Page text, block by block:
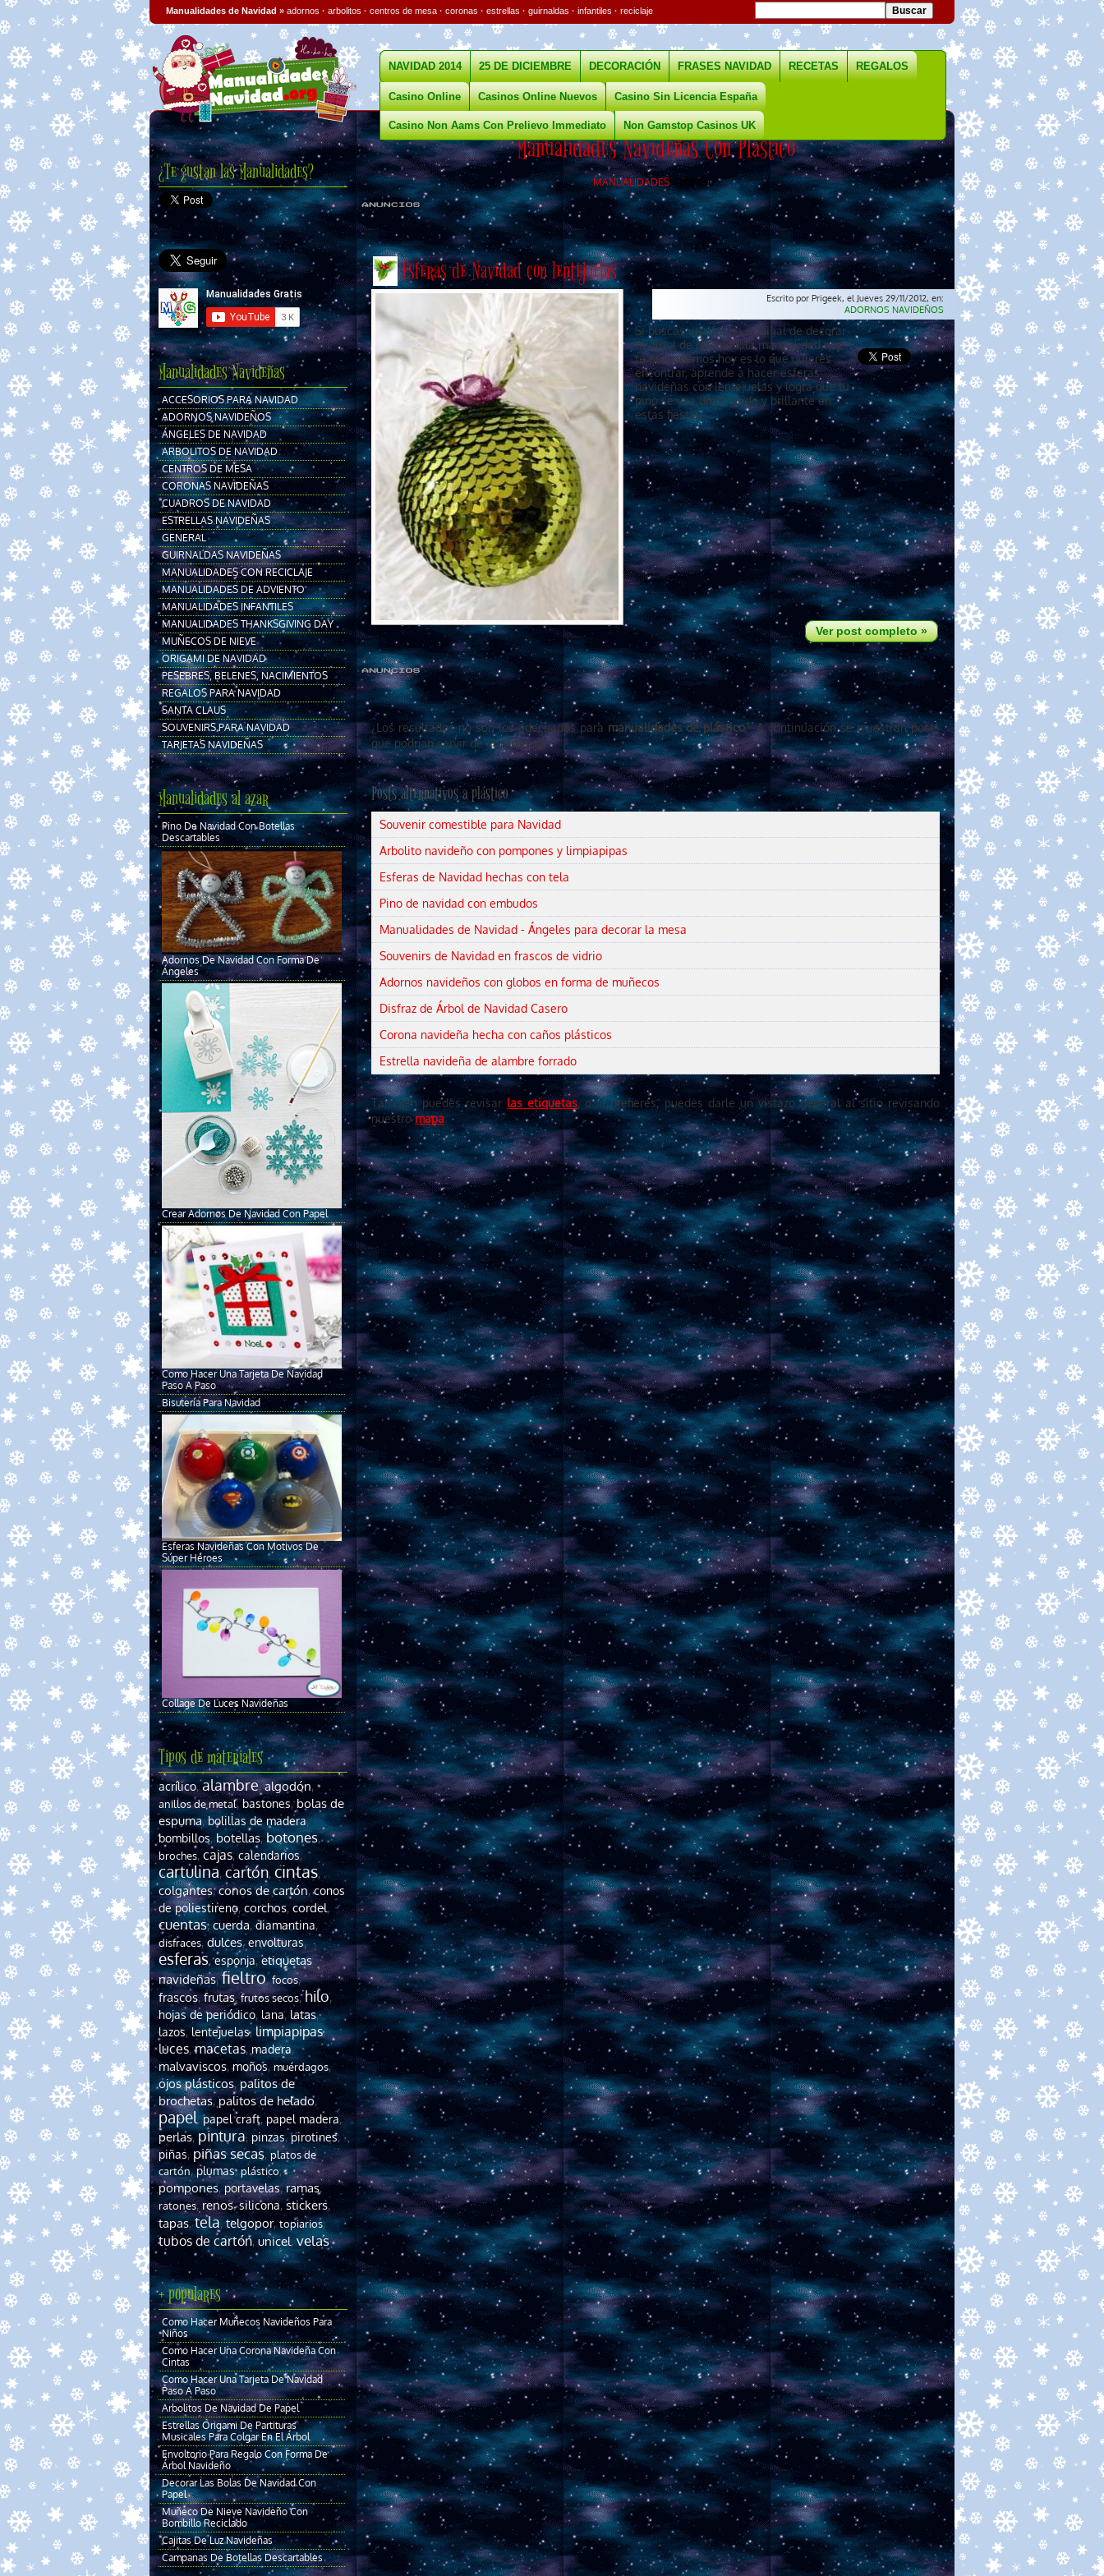
Manualidades de Navidad » adornos · arbolitos · centros de mesa · coronas · estrellas · guirnaldas · infantiles · reciclaje
NAVIDAD 2014 25 DE DICIEMBRE DECORACIÓN FRASES NAVIDAD RECETAS REGALOS
Casino Online Casinos Online Nuevos Casino Sin Licencia España
Casino Non Aams Con Prelievo Immediato Non Gamstop Casinos UK
Manualidades Navideñas Con Plástico
MANUALIDADES» plástico .
Esferas de Navidad con lentejuelas
Escrito por Prigeek, el Jueves 29/11/2012, en:
ADORNOS NAVIDEÑOS
Si buscas una forma original de decorar
tu árbol de Navidad, la manualidad que
te proponemos hoy es lo que quieres
encontrar, aprende a hacer esferas
navideñas con lentejuelas y logra que tu
pino se vea distinguido y brillante en
estas fiestas.…
Ver post completo »
¿Los resultados no son los adecuados para manualidades de plástico?. A continuación se muestran posts
que podrían servir de alternativa:
Posts alternativos a plástico
Souvenir comestible para Navidad
Arbolito navideño con pompones y limpiapipas
Esferas de Navidad hechas con tela
Pino de navidad con embudos
Manualidades de Navidad - Ángeles para decorar la mesa
Souvenirs de Navidad en frascos de vidrio
Adornos navideños con globos en forma de muñecos
Disfraz de Árbol de Navidad Casero
Corona navideña hecha con caños plásticos
Estrella navideña de alambre forrado
También puedes revisar las etiquetas, o si prefieres, puedes darle un vistazo general al sitio revisando
nuestromapa
¿Te gustan las Manualidades?
Manualidades Navideñas
ACCESORIOS PARA NAVIDAD
ADORNOS NAVIDEÑOS
ÁNGELES DE NAVIDAD
ARBOLITOS DE NAVIDAD
CENTROS DE MESA
CORONAS NAVIDEÑAS
CUADROS DE NAVIDAD
ESTRELLAS NAVIDEÑAS
GENERAL
GUIRNALDAS NAVIDEÑAS
MANUALIDADES CON RECICLAJE
MANUALIDADES DE ADVIENTO
MANUALIDADES INFANTILES
MANUALIDADES THANKSGIVING DAY
MUÑECOS DE NIEVE
ORIGAMI DE NAVIDAD
PESEBRES, BELENES, NACIMIENTOS
REGALOS PARA NAVIDAD
SANTA CLAUS
SOUVENIRS PARA NAVIDAD
TARJETAS NAVIDEÑAS
Manualidades al azar
Pino De Navidad Con Botellas
Descartables
Adornos De Navidad Con Forma De
Ángeles
Crear Adornos De Navidad Con Papel
Como Hacer Una Tarjeta De Navidad
Paso A Paso
Bisutería Para Navidad
Esferas Navideñas Con Motivos De
Súper Héroes
Collage De Luces Navideñas
Tipos de materiales
acrílico,alambre,algodón,
anillos de metal,bastones,bolas de
espuma,bolillas de madera,
bombillos,botellas,botones,
broches, cajas,calendarios,
cartulina,cartón, cintas,
colgantes,conos de cartón,conos
de poliestireno, corchos, cordel,
cuentas,cuerda,diamantina,
disfraces, dulces,envolturas,
esferas,esponja,etiquetas
navideñas,fieltro,focos,
frascos,frutas,frutos secos,hilo,
hojas de periódico, lana, latas,
lazos,lentejuelas,limpiapipas,
luces,macetas,madera,
malvaviscos,moños, muérdagos,
ojos plásticos,palitos de
brochetas,palitos de helado,
papel, papel craft,papel madera,
perlas,pintura, pinzas, pirotines,
piñas, piñas secas,platos de
cartón,plumas,plástico,
pompones,portavelas,ramas,
ratones,renos,silicona,stickers,
tapas,tela, telgopor,topiarios,
tubos de cartón, unicel, velas
+ populares
Como Hacer Muñecos Navideños Para
Niños
Como Hacer Una Corona Navideña Con
Cintas
Como Hacer Una Tarjeta De Navidad
Paso A Paso
Arbolitos De Navidad De Papel
Estrellas Origami De Partituras
Musicales Para Colgar En El Árbol
Envoltorio Para Regalo Con Forma De
Árbol Navideño
Decorar Las Bolas De Navidad Con
Papel
Muñeco De Nieve Navideño Con
Bombillo Reciclado
Cajitas De Luz Navideñas
Campanas De Botellas Descartables